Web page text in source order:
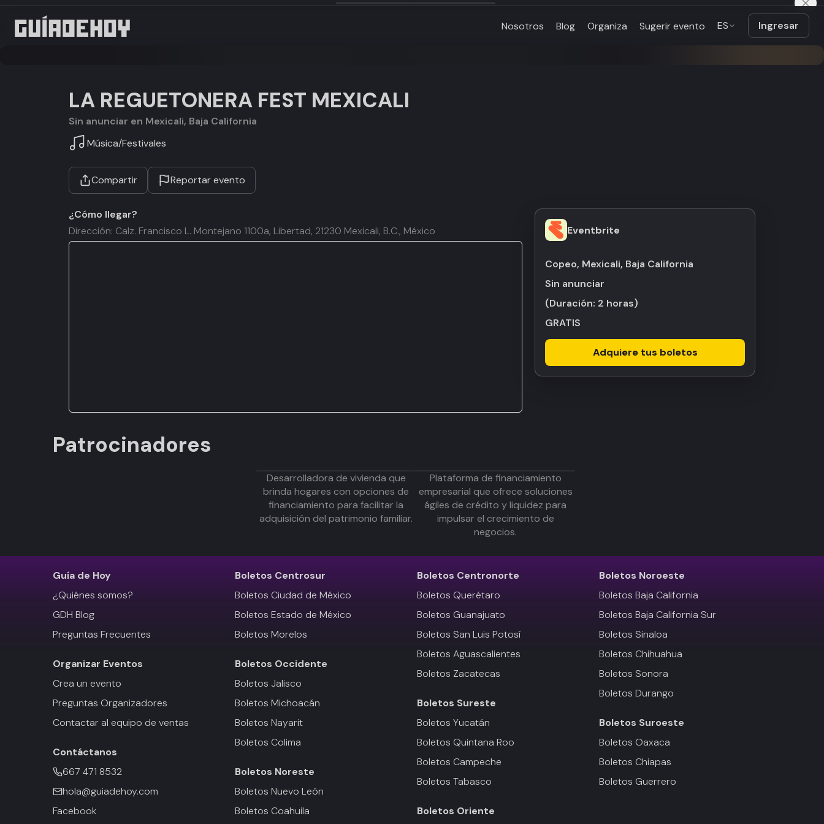
Nosotros Blog Organiza Sugerir evento ES Ingresar
LA REGUETONERA FEST MEXICALI
Sin anunciar en Mexicali, Baja California
Música/Festivales
Compartir Reportar evento
Eventbrite
Copeo, Mexicali, Baja California
Sin anunciar
(Duración: 2 horas)
GRATIS
Adquiere tus boletos
¿Cómo llegar?
Dirección: Calz. Francisco L. Montejano 1100a, Libertad, 21230 Mexicali, B.C., México
Patrocinadores
Desarrolladora de vivienda que
brinda hogares con opciones de
financiamiento para facilitar la
adquisición del patrimonio familiar.
Plataforma de financiamiento
empresarial que ofrece soluciones
ágiles de crédito y liquidez para
impulsar el crecimiento de
negocios.
Guía de Hoy
¿Quiénes somos?
GDH Blog
Preguntas Frecuentes
Organizar Eventos
Crea un evento
Preguntas Organizadores
Contactar al equipo de ventas
Contáctanos
667 471 8532
hola@guiadehoy.com
Facebook
Boletos Centrosur
Boletos Ciudad de México
Boletos Estado de México
Boletos Morelos
Boletos Occidente
Boletos Jalisco
Boletos Michoacán
Boletos Nayarit
Boletos Colima
Boletos Noreste
Boletos Nuevo León
Boletos Coahuila
Boletos Centronorte
Boletos Querétaro
Boletos Guanajuato
Boletos San Luis Potosí
Boletos Aguascalientes
Boletos Zacatecas
Boletos Sureste
Boletos Yucatán
Boletos Quintana Roo
Boletos Campeche
Boletos Tabasco
Boletos Oriente
Boletos Noroeste
Boletos Baja California
Boletos Baja California Sur
Boletos Sinaloa
Boletos Chihuahua
Boletos Sonora
Boletos Durango
Boletos Suroeste
Boletos Oaxaca
Boletos Chiapas
Boletos Guerrero